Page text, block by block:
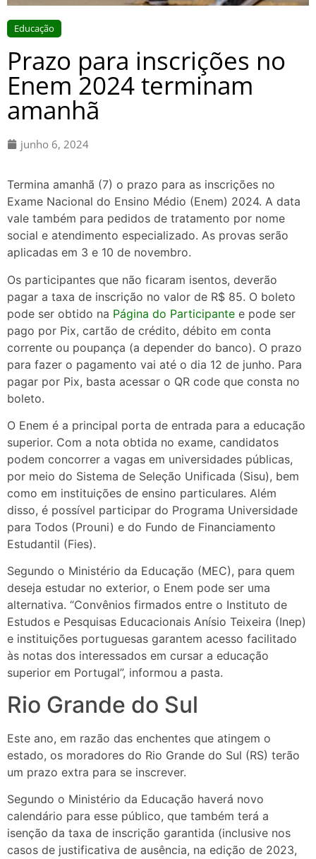
Educação
Prazo para inscrições no
Enem 2024 terminam
amanhã
junho 6, 2024
Termina amanhã (7) o prazo para as inscrições no
Exame Nacional do Ensino Médio (Enem) 2024. A data
vale também para pedidos de tratamento por nome
social e atendimento especializado. As provas serão
aplicadas em 3 e 10 de novembro.
Os participantes que não ficaram isentos, deverão
pagar a taxa de inscrição no valor de R$ 85. O boleto
pode ser obtido na Página do Participante e pode ser
pago por Pix, cartão de crédito, débito em conta
corrente ou poupança (a depender do banco). O prazo
para fazer o pagamento vai até o dia 12 de junho. Para
pagar por Pix, basta acessar o QR code que consta no
boleto.
O Enem é a principal porta de entrada para a educação
superior. Com a nota obtida no exame, candidatos
podem concorrer a vagas em universidades públicas,
por meio do Sistema de Seleção Unificada (Sisu), bem
como em instituições de ensino particulares. Além
disso, é possível participar do Programa Universidade
para Todos (Prouni) e do Fundo de Financiamento
Estudantil (Fies).
Segundo o Ministério da Educação (MEC), para quem
deseja estudar no exterior, o Enem pode ser uma
alternativa. “Convênios firmados entre o Instituto de
Estudos e Pesquisas Educacionais Anísio Teixeira (Inep)
e instituições portuguesas garantem acesso facilitado
às notas dos interessados em cursar a educação
superior em Portugal”, informou a pasta.
Rio Grande do Sul
Este ano, em razão das enchentes que atingem o
estado, os moradores do Rio Grande do Sul (RS) terão
um prazo extra para se inscrever.
Segundo o Ministério da Educação haverá novo
calendário para esse público, que também terá a
isenção da taxa de inscrição garantida (inclusive nos
casos de justificativa de ausência, na edição de 2023,